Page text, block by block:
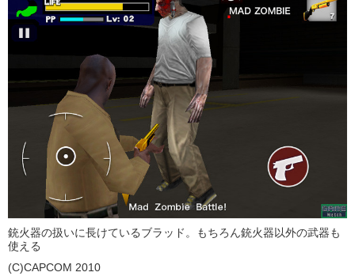
銃火器の扱いに長けているブラッド。もちろん銃火器以外の武器も
使える
(C)CAPCOM 2010